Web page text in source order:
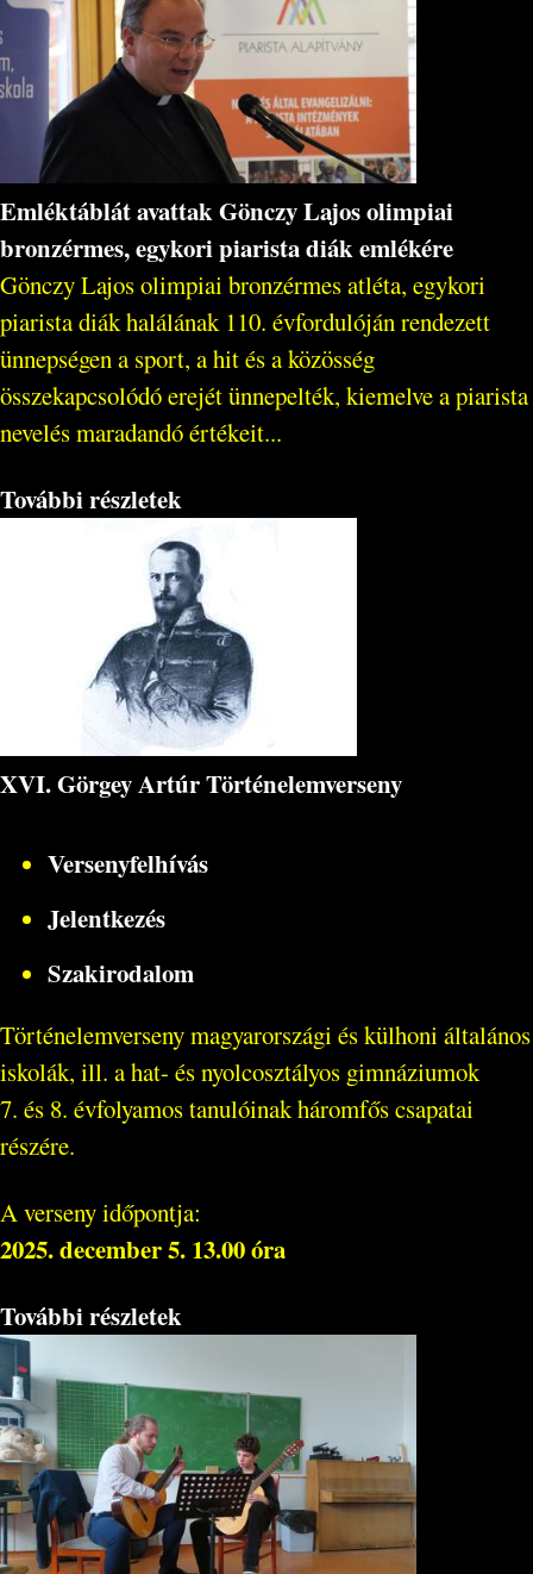
Emléktáblát avattak Gönczy Lajos olimpiai
bronzérmes, egykori piarista diák emlékére
Gönczy Lajos olimpiai bronzérmes atléta, egykori
piarista diák halálának 110. évfordulóján rendezett
ünnepségen a sport, a hit és a közösség
összekapcsolódó erejét ünnepelték, kiemelve a piarista
nevelés maradandó értékeit...
További részletek
XVI. Görgey Artúr Történelemverseny
Versenyfelhívás
Jelentkezés
Szakirodalom
Történelemverseny magyarországi és külhoni általános
iskolák, ill. a hat- és nyolcosztályos gimnáziumok
7. és 8. évfolyamos tanulóinak háromfős csapatai
részére.
A verseny időpontja:
2025. december 5. 13.00 óra
További részletek